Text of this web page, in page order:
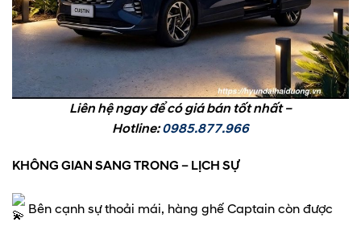
Liên hệ ngay để có giá bán tốt nhất –
Hotline:0985.877.966
KHÔNG GIAN SANG TRONG – LỊCH SỰ
Bên cạnh sự thoải mái, hàng ghế Captain còn được